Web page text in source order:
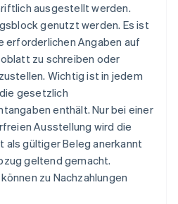
ausgestellt werden.
genutzt werden. Es ist
erforderlichen Angaben auf
zu schreiben oder
Wichtig ist in jedem
gesetzlich
enthält. Nur bei einer
Ausstellung wird die
als gültiger Beleg anerkannt
geltend gemacht.
zu Nachzahlungen